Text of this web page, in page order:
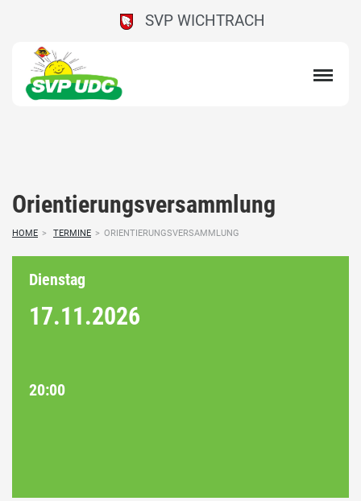
SVP WICHTRACH
Orientierungsversammlung
HOME > TERMINE > ORIENTIERUNGSVERSAMMLUNG
Dienstag
17.11.2026
20:00